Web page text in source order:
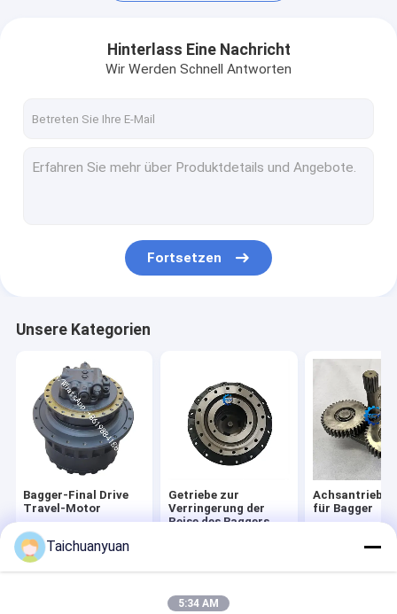
Motorprodukt
Hinterlass Eine Nachricht
Wir Werden Schnell Antworten
Fortsetzen
Unsere Kategorien
Bagger-Final Drive
Travel-Motor
Getriebe zur
Verringerung der
Reise des Baggers
für Bagger
Startseite Über uns Kontakt
Desktop Site
Sitemap
Privacy Policy
Taichuanyuan
5:34 AM